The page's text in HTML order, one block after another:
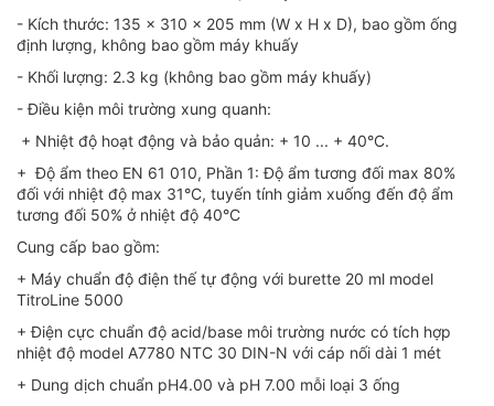
- Kích thước: 135 x 310 x 205 mm (W x H x D), bao gồm ống
định lượng, không bao gồm máy khuấy
- Khối lượng: 2.3 kg (không bao gồm máy khuấy)
- Điều kiện môi trường xung quanh:
+ Nhiệt độ hoạt động và bảo quản: + 10 ... + 40°C.
+ Độ ẩm theo EN 61 010, Phần 1: Độ ẩm tương đối max 80%
đối với nhiệt độ max 31°C, tuyến tính giảm xuống đến độ ẩm
tương đối 50% ở nhiệt độ 40°C
Cung cấp bao gồm:
+ Máy chuẩn độ điện thế tự động với burette 20 ml model
TitroLine 5000
+ Điện cực chuẩn độ acid/base môi trường nước có tích hợp
nhiệt độ model A7780 NTC 30 DIN-N với cáp nối dài 1 mét
+ Dung dịch chuẩn pH4.00 và pH 7.00 mỗi loại 3 ống